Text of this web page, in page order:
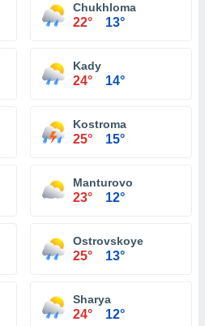
Chukhloma
22° 13°
Kady
24° 14°
Kostroma
25° 15°
Manturovo
23° 12°
Ostrovskoye
25° 13°
Sharya
24° 12°